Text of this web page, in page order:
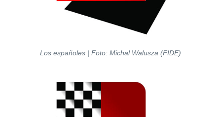
Los españoles | Foto: Michal Walusza (FIDE)